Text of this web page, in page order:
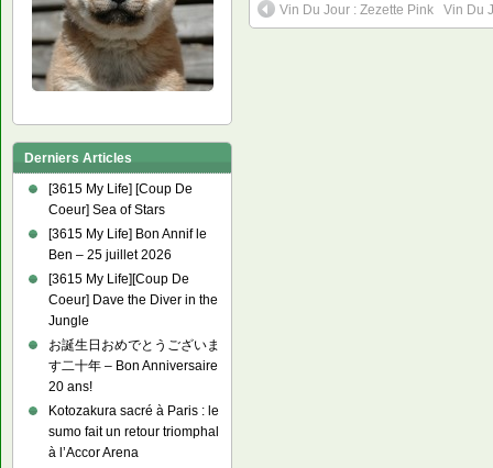
Vin Du Jour : Zezette Pink Vin Du
Derniers Articles
[3615 My Life] [Coup De
Coeur] Sea of Stars
[3615 My Life] Bon Annif le
Ben – 25 juillet 2026
[3615 My Life][Coup De
Coeur] Dave the Diver in the
Jungle
お誕生日おめでとうございま
す二十年 – Bon Anniversaire
20 ans!
Kotozakura sacré à Paris : le
sumo fait un retour triomphal
à l’Accor Arena